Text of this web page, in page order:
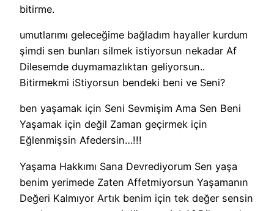
bitirme.
umutlarımı geleceğime bağladım hayaller kurdum
şimdi sen bunları silmek istiyorsun nekadar Af
Dilesemde duymamazlıktan geliyorsun..
Bitirmekmi iStiyorsun bendeki beni ve Seni?
ben yaşamak için Seni Sevmişim Ama Sen Beni
Yaşamak için değil Zaman geçirmek için
Eğlenmişsin Afedersin…!!!
Yaşama Hakkımı Sana Devrediyorum Sen yaşa
benim yerimede Zaten Affetmiyorsun Yaşamanın
Değeri Kalmıyor Artık benim için tek değer sensin